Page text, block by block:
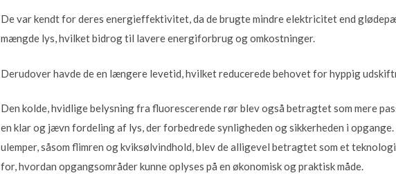
De var kendt for deres energieffektivitet, da de brugte mindre elektricitet end
mængde lys, hvilket bidrog til lavere energiforbrug og omkostninger.
Derudover havde de en længere levetid, hvilket reducerede behovet for hyppig
Den kolde, hvidlige belysning fra fluorescerende rør blev også betragtet som mere
en klar og jævn fordeling af lys, der forbedrede synligheden og sikkerheden i
ulemper, såsom flimren og kviksølvindhold, blev de alligevel betragtet som et
for, hvordan opgangsområder kunne oplyses på en økonomisk og praktisk måde.